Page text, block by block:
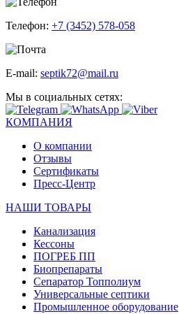
Телефон: +7 (3452) 578-058
E-mail: septik72@mail.ru
Мы в социальных сетях:
КОМПАНИЯ
О компании
Отзывы
Сертификаты
Пресс-Центр
НАШИ ТОВАРЫ
Канализация
Кессоны
ПОГРЕБ ПП
Биопрепараты
Сепаратор Топполиум
Универсальные септики
Промышленное оборудование